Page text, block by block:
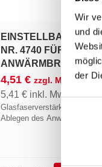
Wir
und
der
EINSTELLBARER
R. 4740 FÜR A
NWÄRMBRENNER
4,51 € zzgl. MwSt.
5,41 € inkl. MwSt.
Glasfaserverstärkter
Ablegen des